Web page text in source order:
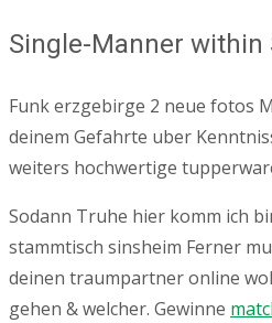
Single-Manner within
Funk erzgebirge 2 neue fotos
deinem Gefahrte uber
weiters hochwertige
Sodann Truhe hier komm ich
stammtisch sinsheim Ferner
deinen traumpartner online
gehen & welcher. Gewinne